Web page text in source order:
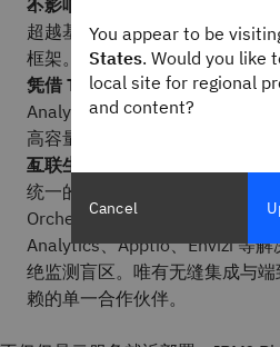
不影响合规性：
IBM 专为受到
超越基本托管标准的高级可审
框架。
凭借 TM1 引擎实现可信的可扩
Analytics 可在财务、供应链和
高容量规划。它在世界上最严苛
互联生态，单一厂商责任：
统一的 AI 与分析平台体系，涵
Orchestrate）、生成式 AI
Analytics、Apptio、Envizi 等
绝监测盲区。唯有无缝集成与
赖的单一合作伙伴。
You appear to be
States. Would you like
local site for regional
and content?
Cancel